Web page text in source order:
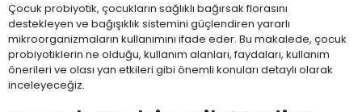
Çocuk probiyotik, çocukların sağlıklı bağırsak florasını
destekleyen ve bağışıklık sistemini güçlendiren yararlı
mikroorganizmaların kullanımını ifade eder. Bu makalede, çocuk
probiyotiklerin ne olduğu, kullanım alanları, faydaları, kullanım
önerileri ve olası yan etkileri gibi önemli konuları detaylı olarak
inceleyeceğiz.